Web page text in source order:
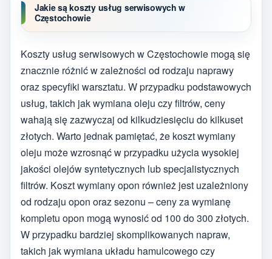
Jakie są koszty usług serwisowych w
Częstochowie
Koszty usług serwisowych w Częstochowie mogą się
znacznie różnić w zależności od rodzaju naprawy
oraz specyfiki warsztatu. W przypadku podstawowych
usług, takich jak wymiana oleju czy filtrów, ceny
wahają się zazwyczaj od kilkudziesięciu do kilkuset
złotych. Warto jednak pamiętać, że koszt wymiany
oleju może wzrosnąć w przypadku użycia wysokiej
jakości olejów syntetycznych lub specjalistycznych
filtrów. Koszt wymiany opon również jest uzależniony
od rodzaju opon oraz sezonu – ceny za wymianę
kompletu opon mogą wynosić od 100 do 300 złotych.
W przypadku bardziej skomplikowanych napraw,
takich jak wymiana układu hamulcowego czy